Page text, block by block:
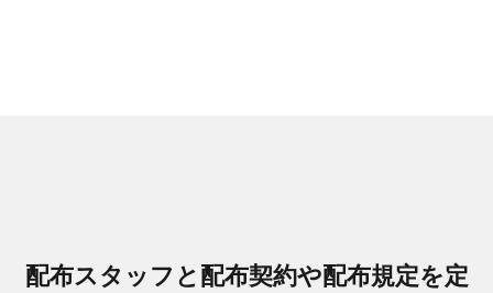
配布スタッフと配布契約や配布規定を定